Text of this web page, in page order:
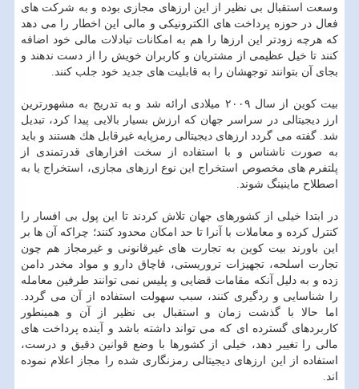
وسعت استقبال بی نظیر از این ارزهای مجازی بوده و به شركت های
فعال در حوزه پرداخت های الكترونیكی و مالی این اخطار را می دهد
كه هرچه زودتر این ارزها را هم به امكانات تبادلات مالی خود اضافه
كنند تا خیل عظیمی از مشتریان و كاربران خویش را از دست ندهند و
بجای آن بتوانند توجهشان را به قابلیت های جدید خود جلب كنند.
بیت كوین از سال ۲۰۰۹ میلادی ارائه شد و به تدریج به مشهورترین
ارز دیجیتالی در سراسر جهان كه ارزش بسیار بالایی پیدا كرد، تبدیل
شد. گفته می گردد ارزهای دیجیتالی رمزپایه غیرقابل هك هستند و باید
به صورت ناشناس و با استفاده از سخت افزارهای قدرتمندی از
پلتفرم های مخصوص استخراج این نوع ارزهای مجازی، استخراج یا به
اصطلاح ماینینگ شوند.
در ابتدا خیلی از كشورهای جهان تلاش كردند تا این پول بی افسار را
كنترل كرده و معاملات با آنرا تا حد امكان محدود كنند؛ چراكه آن ها بر
این باورند بیت كوین به تجارت های غیرقانونی و غیرمجاز هم چون
تجارت اسلحه، تجهیزات تروریستی، قاچاق دارو و مواد مخدر دامن
زده و به دلیل آنكه مقامات قضایی و پلیس نمی توانند طرفین معامله
را شناسایی و ردگیری كنند، سبب سهولت استفاده از آن می گردد.
اما حالا با گذشت زمان و استقبال بی نظیر از آن و همینطور
كاربردهای گسترده ای كه می تواند داشته باشد و آینده پرداخت های
مالی را تغییر دهد، خیلی از كشورها با وضع قوانین دقیق و درست،
استفاده از این ارزهای دیجیتالی رمزنگاری شده را مجاز اعلام نموده
اند.